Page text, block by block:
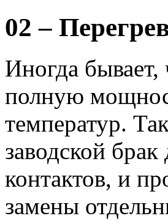
02 –
Иногда бывает,
полную
температур.
заводской
контактов, и
замены